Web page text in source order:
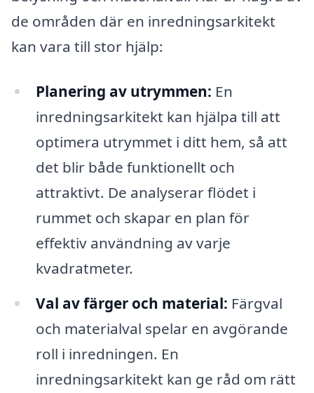
de områden där en inredningsarkitekt
kan vara till stor hjälp:
Planering av utrymmen: En
inredningsarkitekt kan hjälpa till att
optimera utrymmet i ditt hem, så att
det blir både funktionellt och
attraktivt. De analyserar flödet i
rummet och skapar en plan för
effektiv användning av varje
kvadratmeter.
Val av färger och material: Färgval
och materialval spelar en avgörande
roll i inredningen. En
inredningsarkitekt kan ge råd om rätt